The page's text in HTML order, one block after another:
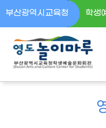
부산광역시교육청 학생